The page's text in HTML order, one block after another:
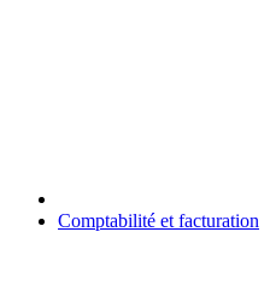
Comptabilité et facturation